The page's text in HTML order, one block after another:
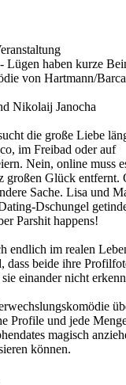
Lügen haben kurze
von Hartmann/
Nikolaij Janocha
die große Liebe
im Freibad oder auf
Nein, online muss
Glück entfernt.
Sache. Lisa und
Dschungel
Parshit happens!
endlich im realen
dass beide ihre
einander nicht
Profile und jede
magisch
können.